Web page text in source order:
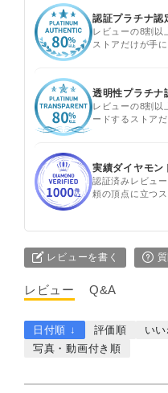
認証プラチナ認
レビューの8割以
ストアだけが手
透明性プラチナ
レビューの8割以
ードするストア
実績ダイヤモン
認証済みレビュ
頼の頂点に立つ
レビューを書く
レビュー Q&A
日付順 ↓ 評価順 い
写真・動画付き順